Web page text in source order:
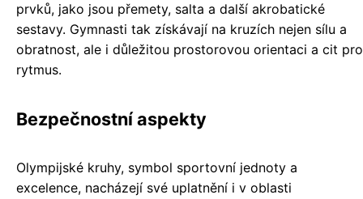
prvků, jako jsou přemety, salta a další akrobatické
sestavy. Gymnasti tak získávají na kruzích nejen sílu a
obratnost, ale i důležitou prostorovou orientaci a cit pro
rytmus.
Bezpečnostní aspekty
Olympijské kruhy, symbol sportovní jednoty a
excelence, nacházejí své uplatnění i v oblasti